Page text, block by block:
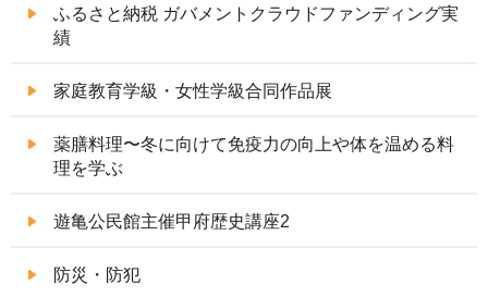
ふるさと納税 ガバメントクラウドファンディング実
績
家庭教育学級・女性学級合同作品展
薬膳料理〜冬に向けて免疫力の向上や体を温める料
理を学ぶ
遊亀公民館主催甲府歴史講座2
防災・防犯